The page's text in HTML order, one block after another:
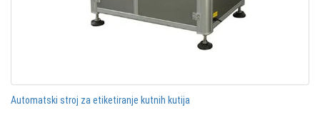
Automatski stroj za etiketiranje kutnih kutija